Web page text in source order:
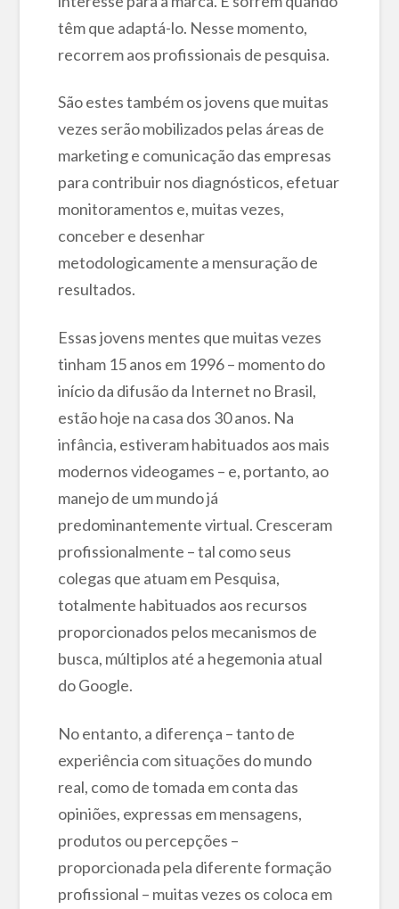
têm que adaptá-lo. Nesse momento,
recorrem aos profissionais de pesquisa.
São estes também os jovens que muitas
vezes serão mobilizados pelas áreas de
marketing e comunicação das empresas
para contribuir nos diagnósticos, efetuar
monitoramentos e, muitas vezes,
conceber e desenhar
metodologicamente a mensuração de
resultados.
Essas jovens mentes que muitas vezes
tinham 15 anos em 1996 – momento do
início da difusão da Internet no Brasil,
estão hoje na casa dos 30 anos. Na
infância, estiveram habituados aos mais
modernos videogames – e, portanto, ao
manejo de um mundo já
predominantemente virtual. Cresceram
profissionalmente – tal como seus
colegas que atuam em Pesquisa,
totalmente habituados aos recursos
proporcionados pelos mecanismos de
busca, múltiplos até a hegemonia atual
do Google.
No entanto, a diferença – tanto de
experiência com situações do mundo
real, como de tomada em conta das
opiniões, expressas em mensagens,
produtos ou percepções –
proporcionada pela diferente formação
profissional – muitas vezes os coloca em